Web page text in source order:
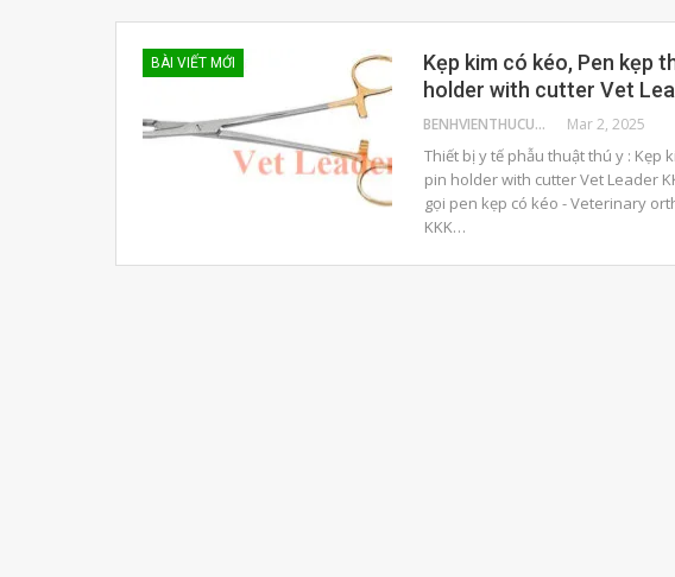
BÀI VIẾT MỚI
Kẹp kim có kéo, Pen kẹp
holder with cutter Vet
BENHVIENTHUCUNG Mar 2, 2025
Thiết bị y tế phẫu thuật thú y :
pin holder with cutter Vet Leader
gọi pen kẹp có kéo - Veterinary
KKK…